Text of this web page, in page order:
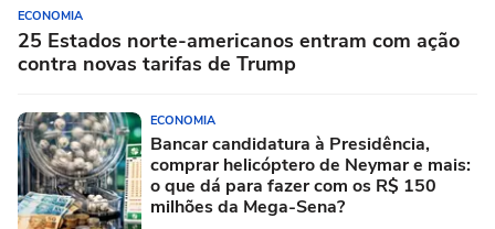
ECONOMIA
25 Estados norte-americanos entram com ação
contra novas tarifas de Trump
ECONOMIA
Bancar candidatura à Presidência,
comprar helicóptero de Neymar e mais:
o que dá para fazer com os R$ 150
milhões da Mega-Sena?